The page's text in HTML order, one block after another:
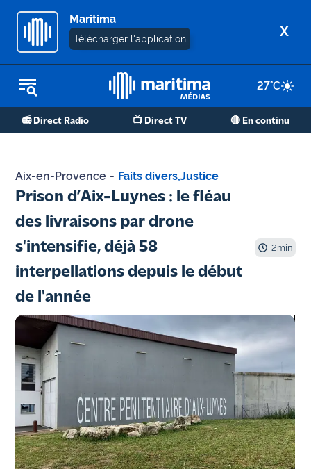
Maritima
Télécharger l'application X
27°C
📻 Direct Radio 📺 Direct TV 🔴 En continu
REPLAY RADIO
REPLAY TV
Martigues
de Berre
Marseille
- Aix
OM
Agenda
Faits
divers
Sports
Société
Aix-en-Provence - Faits divers,Justice
Prison d’Aix-Luynes : le fléau
des livraisons par drone
s'intensifie, déjà 58
interpellations depuis le début
de l'année
2min